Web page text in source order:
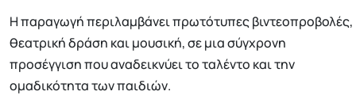
Η παραγωγή περιλαμβάνει πρωτότυπες βιντεοπροβολές,
θεατρική δράση και μουσική, σε μια σύγχρονη
προσέγγιση που αναδεικνύει το ταλέντο και την
ομαδικότητα των παιδιών.